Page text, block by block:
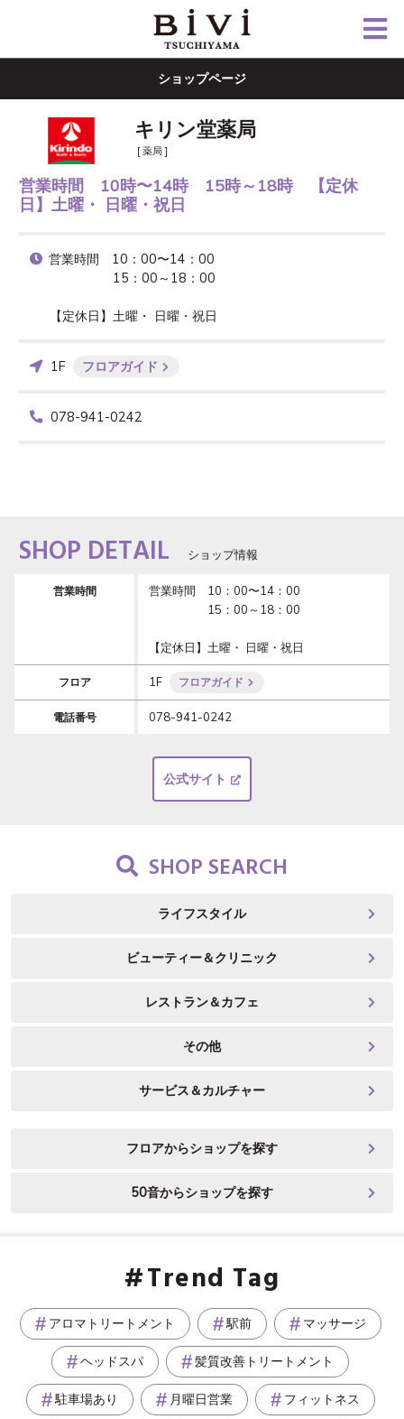
ショップページ
キリン堂薬局
[ 薬局 ]
営業時間 10時〜14時 15時～18時 【定休
日】土曜・ 日曜・祝日
営業時間　10：00〜14：00
15：00～18：00
【定休日】土曜・ 日曜・祝日
1F フロアガイド
078-941-0242
SHOP DETAIL ショップ情報
営業時間
営業時間　10：00〜14：00
15：00～18：00
【定休日】土曜・ 日曜・祝日
フロア 1F フロアガイド
電話番号 078-941-0242
公式サイト
SHOP SEARCH
ライフスタイル
ビューティー＆クリニック
レストラン＆カフェ
その他
サービス＆カルチャー
フロアからショップを探す
50音からショップを探す
Trend Tag
アロマトリートメント 駅前 マッサージ
ヘッドスパ 髪質改善トリートメント
駐車場あり 月曜日営業 フィットネス